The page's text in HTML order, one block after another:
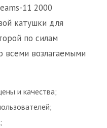
11 2000
катушки для
по силам
всеми возлагаемыми
и качества;